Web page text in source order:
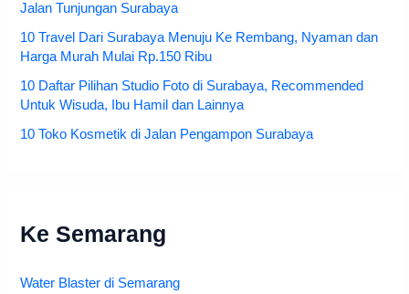
Jalan Tunjungan Surabaya
10 Travel Dari Surabaya Menuju Ke Rembang, Nyaman dan
Harga Murah Mulai Rp.150 Ribu
10 Daftar Pilihan Studio Foto di Surabaya, Recommended
Untuk Wisuda, Ibu Hamil dan Lainnya
10 Toko Kosmetik di Jalan Pengampon Surabaya
Ke Semarang
Water Blaster di Semarang